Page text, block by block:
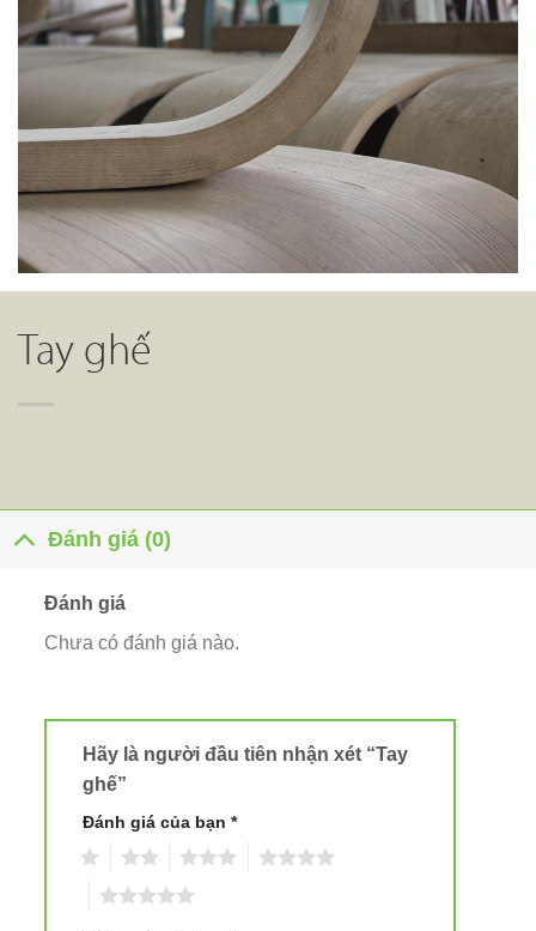
Tay ghế
Đánh giá (0)
Đánh giá
Chưa có đánh giá nào.
Hãy là người đầu tiên nhận xét “Tay
ghế”
Đánh giá của bạn *